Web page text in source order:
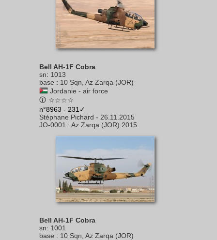
Bell AH-1F Cobra
sn: 1013
base : 10 Sqn, Az Zarqa (JOR)
Jordanie - air force
☆☆☆☆
n°8963 - 231✓
Stéphane Pichard - 26.11.2015
JO-0001 : Az Zarqa (JOR) 2015
Bell AH-1F Cobra
sn: 1001
base : 10 Sqn, Az Zarqa (JOR)